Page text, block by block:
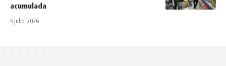
acumulada
5 julio, 2026